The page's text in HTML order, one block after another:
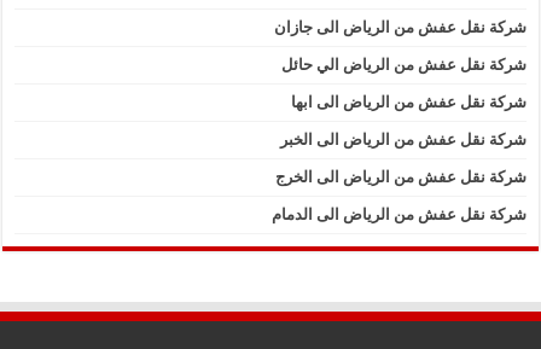
شركة نقل عفش من الرياض الى جازان
شركة نقل عفش من الرياض الي حائل
شركة نقل عفش من الرياض الى ابها
شركة نقل عفش من الرياض الى الخبر
شركة نقل عفش من الرياض الى الخرج
شركة نقل عفش من الرياض الى الدمام